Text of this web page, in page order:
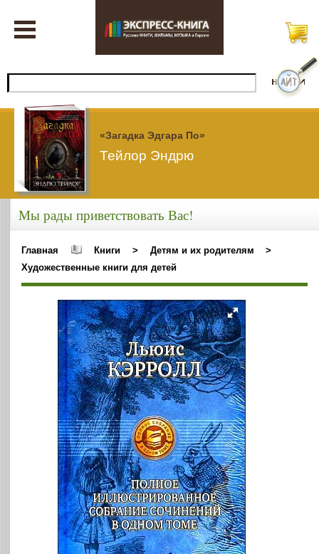
«Загадка Эдгара По»
Тейлор Эндрю
Мы рады приветствовать Вас!
Главная Книги > Детям и их родителям
>
Художественные книги для детей